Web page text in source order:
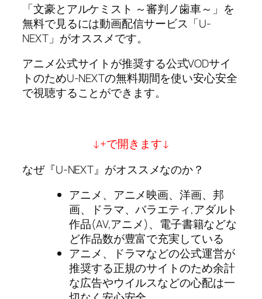
「文豪とアルケミスト ～審判ノ歯車～」を
無料で見るには動画配信サービス「U-
NEXT」がオススメです。
アニメ公式サイトが推奨する公式VODサイ
トのためU-NEXTの無料期間を使い安心安全
で視聴することができます。
↓+で開きます↓
なぜ『U-NEXT』がオススメなのか？
アニメ、アニメ映画、洋画、邦
画、ドラマ、バラエティ,アダルト
作品(AV,アニメ)、電子書籍などな
ど作品数が豊富で充実している
アニメ、ドラマなどの公式運営が
推奨する正規のサイトのため余計
な広告やウイルスなどの心配は一